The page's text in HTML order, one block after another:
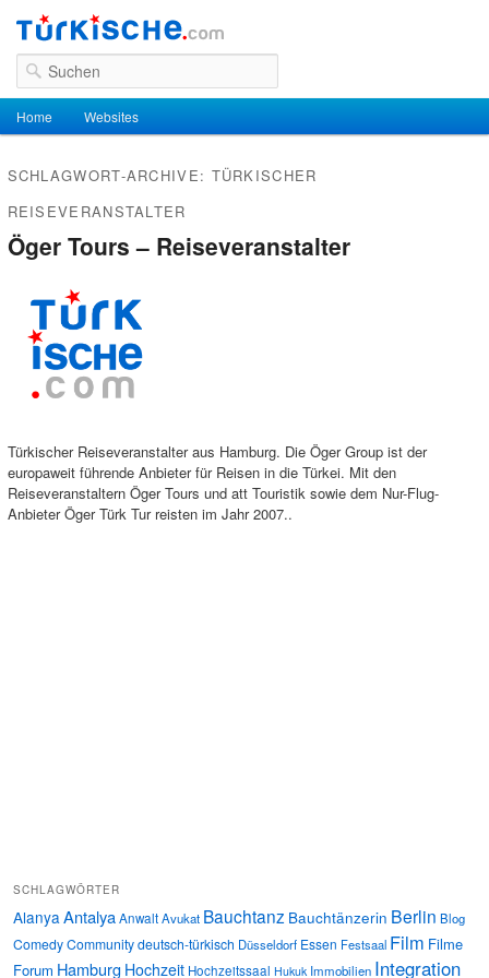
Suchen
Hauptmenü
Zum Inhalt wechseln
Zum sekundären Inhalt wechseln
Home Websites
SCHLAGWORT-ARCHIVE: TÜRKISCHER
REISEVERANSTALTER
Öger Tours – Reiseveranstalter
Türkischer Reiseveranstalter aus Hamburg. Die Öger Group ist der
europaweit führende Anbieter für Reisen in die Türkei. Mit den
Reiseveranstaltern Öger Tours und att Touristik sowie dem Nur-Flug-
Anbieter Öger Türk Tur reisten im Jahr 2007..
SCHLAGWÖRTER
AlanyaAntalyaAnwaltAvukat Bauchtanz Bauchtänzerin Berlin Blog
ComedyCommunitydeutsch-türkisch Düsseldorf Essen Festsaal Film Filme
Forum Hamburg Hochzeit Hochzeitssaal Hukuk Immobilien Integration